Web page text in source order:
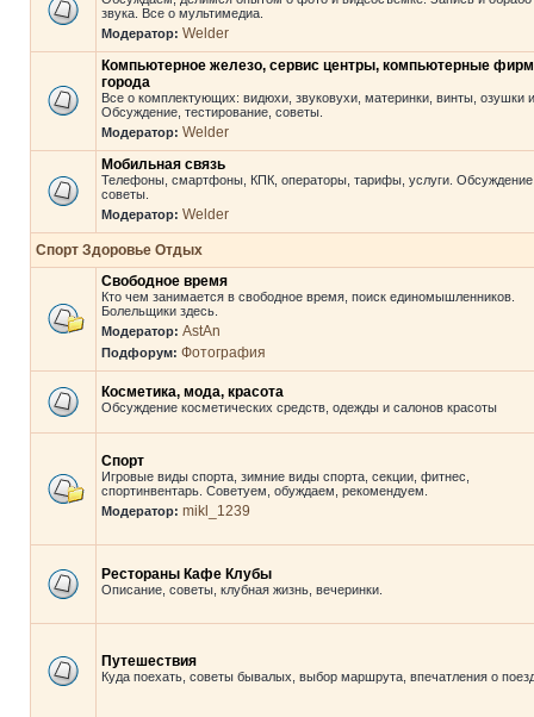
звука. Все о мультимедиа.
Модератор: Welder
Компьютерное железо, сервис центры, компьютерные
города
Все о комплектующих: видюхи, звуковухи, материнки, винты, озушки
Обсуждение, тестирование, советы.
Модератор: Welder
Мобильная связь
Телефоны, смартфоны, КПК, операторы, тарифы, услуги.
советы.
Модератор: Welder
Спорт Здоровье Отдых
Свободное время
Кто чем занимается в свободное время, поиск единомышленников.
Болельщики здесь.
Модератор: AstAn
Подфорум: Фотография
Косметика, мода, красота
Обсуждение косметических средств, одежды и салонов красоты
Спорт
Игровые виды спорта, зимние виды спорта, секции, фитнес,
спортинвентарь. Советуем, обуждаем, рекомендуем.
Модератор: mikl_1239
Рестораны Кафе Клубы
Описание, советы, клубная жизнь, вечеринки.
Путешествия
Куда поехать, советы бывалых, выбор маршрута, впечатления о